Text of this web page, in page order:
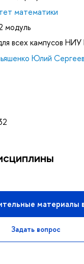
математики
модуль
всех кампусов
Юлий
материалы
Задать вопрос